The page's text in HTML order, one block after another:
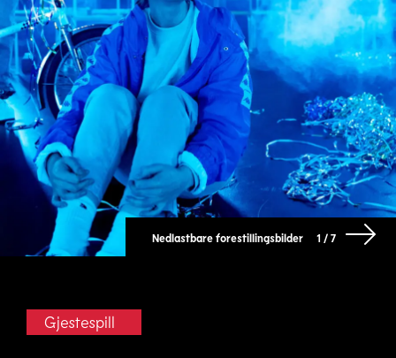
Nedlastbare forestillingsbilder 1 / 7
Gjestespill